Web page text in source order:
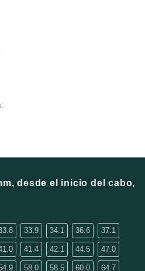
desde el inicio del cabo,
33.9 34.1 36.6 37.1
41.4 42.1 44.5 47.0
58.0 58.5 60.0 64.7